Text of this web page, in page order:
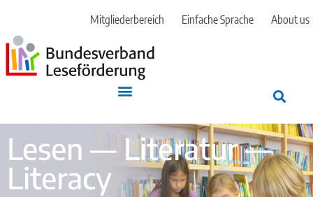
Mitgliederbereich Einfache Sprache About us
Lesen — Literatur —
Literacy